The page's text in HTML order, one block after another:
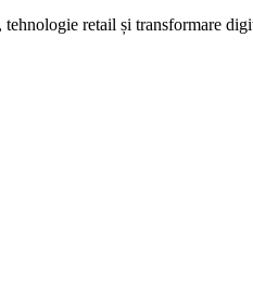
tehnologie retail și transformare